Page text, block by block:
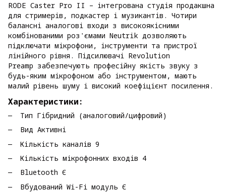
RODE Caster Pro II – інтегрована студія продакшна
для стримерів, подкастер і музикантів. Чотири
балансні аналогові входи з високоякісними
комбінованими роз'ємами Neutrik дозволяють
підключати мікрофони, інструменти та пристрої
лінійного рівня. Підсилювачі Revolution
Preamp забезпечують професійну якість звуку з
будь-яким мікрофоном або інструментом, мають
малий рівень шуму і високий коефіцієнт посилення.
Характеристики:
Тип Гібридний (аналоговий/цифровий)
Вид Активні
Кількість каналів 9
Кількість мікрофонних входів 4
Bluetooth Є
Вбудований Wi-Fi модуль Є